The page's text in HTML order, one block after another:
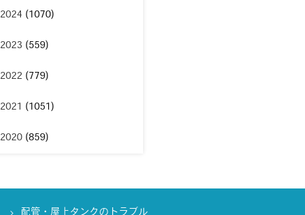
2024(1070)
2023 (559)
2022(779)
2021 (1051)
2020(859)
配管・屋上タンクのトラブル